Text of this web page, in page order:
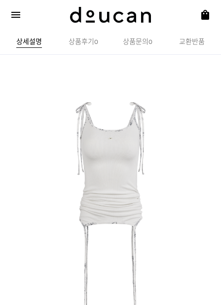
상세설명 상품후기0 상품문의0 교환반품